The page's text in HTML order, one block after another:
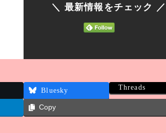
＼ 最新情報をチェック ／
Bluesky Threads
Copy